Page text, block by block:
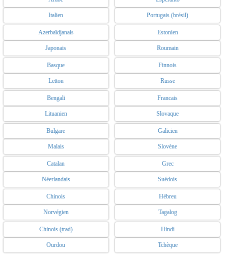
Italien Portugais (brésil)
Azerbaïdjanais Estonien
Japonais Roumain
Basque Finnois
Letton Russe
Bengali Francais
Lituanien Slovaque
Bulgare Galicien
Malais Slovène
Catalan Grec
Néerlandais Suédois
Chinois Hébreu
Norvégien Tagalog
Chinois (trad) Hindi
Ourdou Tchèque